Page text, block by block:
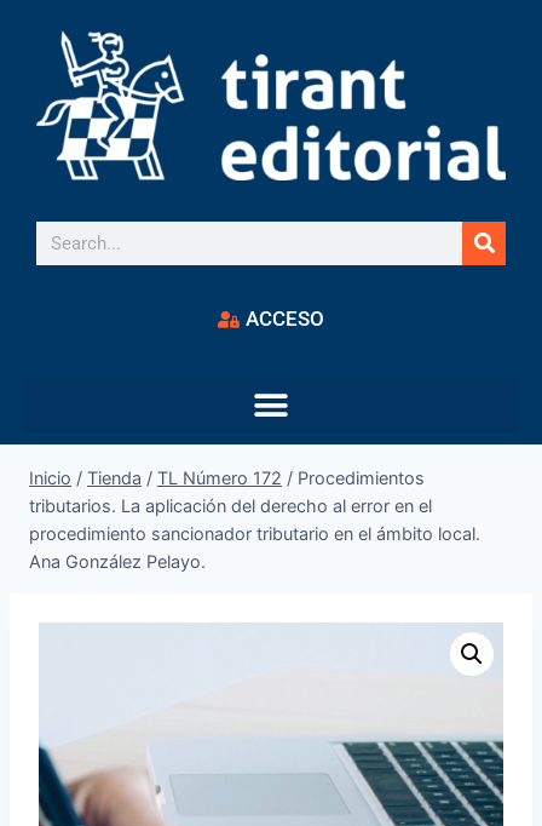
ACCESO
Inicio / Tienda / TL Número 172 / Procedimientos
tributarios. La aplicación del derecho al error en el
procedimiento sancionador tributario en el ámbito local.
Ana González Pelayo.